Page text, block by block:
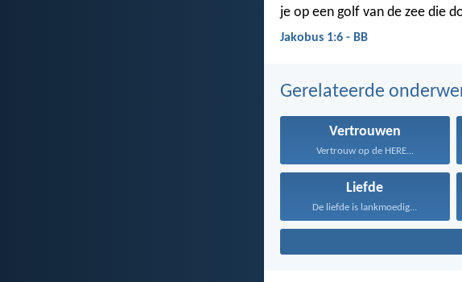
je op een golf van de zee die
Jakobus 1:6 - BB
Gerelateerde
Vertrouwen
Vertrouw op de HERE...
Liefde
De liefde is lankmoedig...